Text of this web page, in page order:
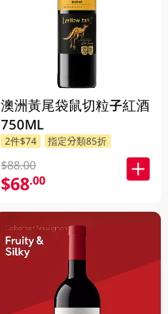
澳洲黃尾袋鼠切粒子紅酒
750ML
2件$74 指定分類85折
$88.00
$68.00